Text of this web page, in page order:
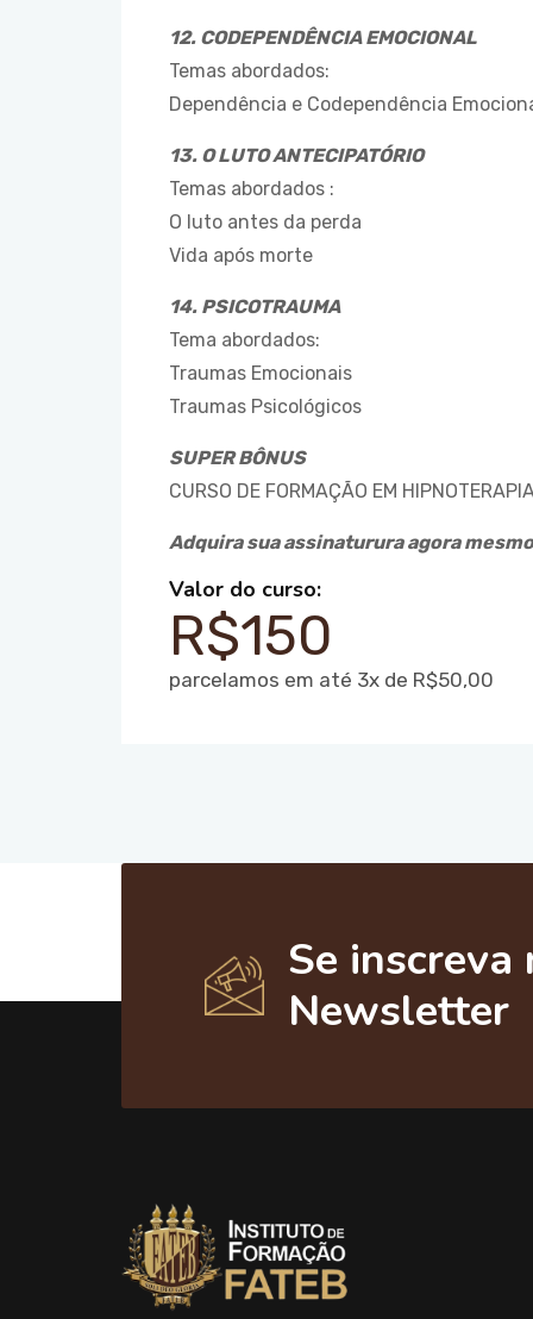
12. CODEPENDÊNCIA EMOCIONAL
Temas abordados:
Dependência e Codependência
13. O LUTO ANTECIPATÓRIO
Temas abordados :
O luto antes da perda
Vida após morte
14. PSICOTRAUMA
Tema abordados:
Traumas Emocionais
Traumas Psicológicos
SUPER BÔNUS
CURSO DE FORMAÇÃO EM
Adquira sua assinaturura agora
Valor do curso:
R$150
parcelamos em até 3x de R$50,00
Se inscreva
Newsletter